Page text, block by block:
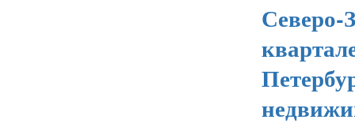
Северо-